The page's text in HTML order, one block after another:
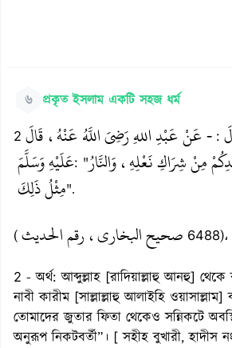
৬ প্রকৃত ইসলাম একটি সহজ ধর্ম
2 - عَنْ عَبْدِ اللهِ رَضِيَ اللَّهُ عَنْهُ، قَالَ :
عَلَيْهِ وَسَلَّمَ: "مِنْ شِرَاكِ نَعْلِهِ، وَالنَّارُ
مِثْلُ ذَلِكَ".
( صحيح البخاري، رقم الحديث ).
2 - অর্থ: আব্দুল্লাহ [রাদিয়াল্লাহু আনহু] থেকে
নাবী কারীম [সাল্লাল্লাহু আলাইহি
তোমাদের জুতার ফিতা থেকেও সন্নিকটে
অনুরূপ নিকটবর্তী”। [ সহীহ বুখারী, হাদীস